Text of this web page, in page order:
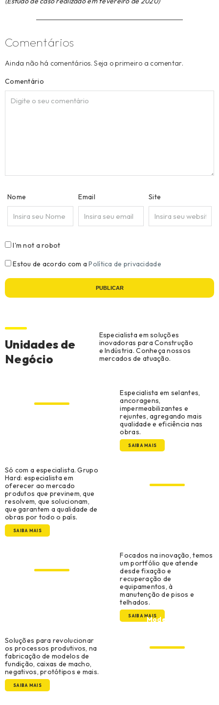
Comentários
Ainda não há comentários. Seja o primeiro a comentar.
Comentário
Nome Email Site
I'm not a robot
Estou de acordo com aPolítica de privacidade
PUBLICAR
Unidades de
Negócio
Especialista em soluções
inovadoras para Construção
e Indústria. Conheça nossos
mercados de atuação.
Especialista em selantes,
ancoragens,
impermeabilizantes e
rejuntes, agregando mais
qualidade e eficiência nas
obras.
SAIBA MAIS
Só com a especialista. Grupo
Hard: especialista em
oferecer ao mercado
produtos que previnem, que
resolvem, que solucionam,
que garantem a qualidade de
obras por todo o país.
SAIBA MAIS
Focados na inovação, temos
um portfólio que atende
desde fixação e
recuperação de
equipamentos, à
manutenção de pisos e
telhados.
SAIBA MAISModelação,
Soluções para revolucionar
os processos produtivos, na
fabricação de modelos de
fundição, caixas de macho,
negativos, protótipos e mais.
SAIBA MAIS